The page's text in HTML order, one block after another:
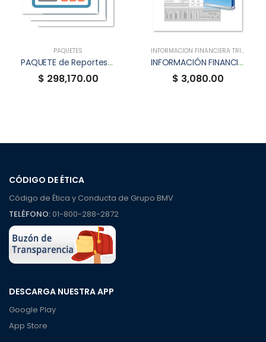
PAQUETES
PAQUETE de Reportes Anuales XBRL
$ 298,170.00
INFORMACIÓN FINANCIERA TRIMESTRAL (XBRL)
INFORMACIÓN FINANCIERA TRIMESTRAL XBRL DE VOLARCB
$ 3,080.00
CÓDIGO DE ÉTICA
Código de Ética y Conducta de Grupo BMV
TELÉFONO:01-800-288-2872
DESCARGA NUESTRA APP
Google Play
App Store